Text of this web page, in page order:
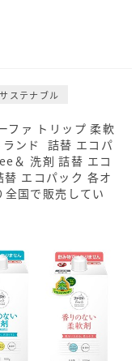
サステナブル
ファ トリップ 柔軟
ンド 詰替 エコパ
＆ 洗剤 詰替 エコ
エコパック 各オ
国で販売してい